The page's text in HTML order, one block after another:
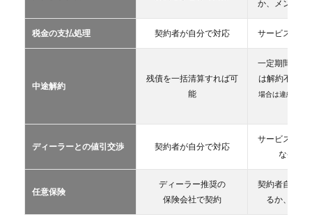
カー
リー
カー
ング
2.4
ー
か、メンテン
税金の支払処理 契約者が自分で対応 サービス提供
中途解約
残債を一括清算すれば可
能
一定期間が経
は解約不可
場合は違約金や
ディーラーとの値引交渉 契約者が自分で対応
サービス提供
な条件
任意保険
ディーラー推奨の
保険会社で契約
契約者自が自
るか、契約